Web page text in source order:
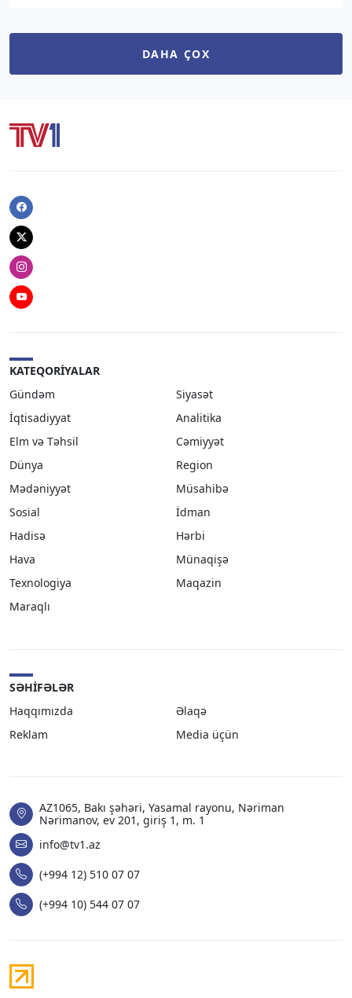
DAHA ÇOX
Facebook
Twitter
Instagram
Youtube
KATEQORIYALAR
Gündəm
Siyasət
İqtisadiyyat
Analitika
Elm və Təhsil
Cəmiyyət
Dünya
Region
Mədəniyyət
Müsahibə
Sosial
İdman
Hadisə
Hərbi
Hava
Münaqişə
Texnologiya
Maqazin
Maraqlı
SƏHIFƏLƏR
Haqqımızda
Əlaqə
Reklam
Media üçün
AZ1065, Bakı şəhəri, Yasamal rayonu, Nəriman
Nərimanov, ev 201, giriş 1, m. 1
info@tv1.az
(+994 12) 510 07 07
(+994 10) 544 07 07